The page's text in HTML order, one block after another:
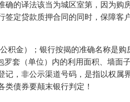
译法该当为城区室第，因为购
定贷款质押合同的同时，保障
金）；银行按揭的准确名称是购
套（单位）内的利用面积、墙面
，非公示渠道号码，是指以权属
债券要颠末银行判定！